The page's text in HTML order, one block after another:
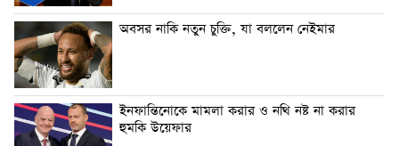
অবসর নাকি নতুন চুক্তি, যা বললেন নেইমার
ইনফান্তিনোকে মামলা করার ও নথি নষ্ট না করার
হুমকি উয়েফার